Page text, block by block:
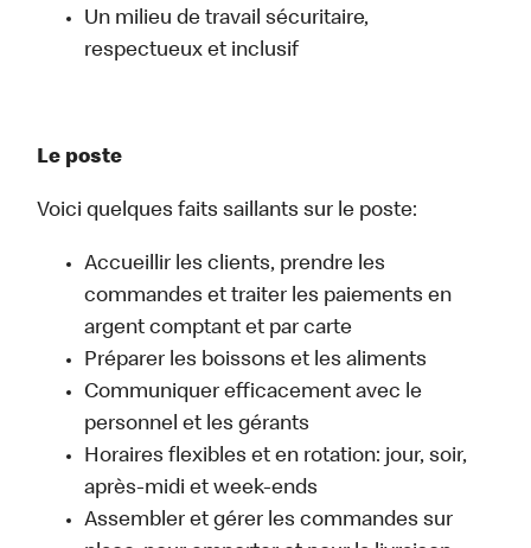
Un milieu de travail sécuritaire,
respectueux et inclusif
Le poste
Voici quelques faits saillants sur le poste:
Accueillir les clients, prendre les
commandes et traiter les paiements en
argent comptant et par carte
Préparer les boissons et les aliments
Communiquer efficacement avec le
personnel et les gérants
Horaires flexibles et en rotation: jour, soir,
après-midi et week-ends
Assembler et gérer les commandes sur